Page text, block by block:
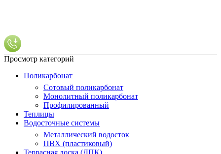
Просмотр категорий
Поликарбонат
Сотовый поликарбонат
Монолитный поликарбонат
Профилированный
Теплицы
Водосточные системы
Металлический водосток
ПВХ (пластиковый)
Террасная доска (ДПК)